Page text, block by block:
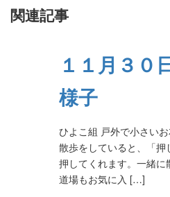
関連記事
１１月３
様子
ひよこ組 戸外で小さい
散歩をしていると、「押
押してくれます。一緒
道場もお気に入 […]